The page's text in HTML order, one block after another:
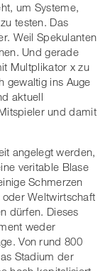
um Systeme,
testen. Das
Weil Spekulanten
Und gerade
Multplikator x zu
gewaltig ins Auge
aktuell
und damit
angelegt werden,
veritable Blase
Schmerzen
Weltwirtschaft
dürfen. Dieses
weder
Von rund 800
Stadium der